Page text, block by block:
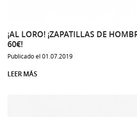
¡AL LORO! ¡ZAPATILLAS DE
60€!
Publicado el 01.07.2019
LEER MÁS